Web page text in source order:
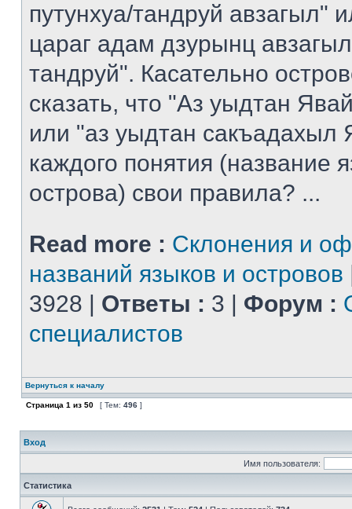
путунхуа/тандруй авзагыл"
цараг адам дзурынц
тандруй". Касательно
сказать, что "Аз уыдтан
или "аз уыдтан сакъадахыл
каждого понятия (название
острова) свои правила? ...
Read more : Склонения и
названий языков и островов
3928 | Ответы : 3 | Форум :
специалистов
Вернуться к началу
Страница 1 из 50 [ Тем: 496 ]
Вход
Имя пользователя:
Статистика